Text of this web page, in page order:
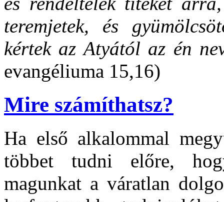
teremjetek, és
kértek az Atyától az én
evangéliuma 15,16)
Mire számíthatsz?
Ha első alkalommal
többet tudni előre,
magunkat a váratlan